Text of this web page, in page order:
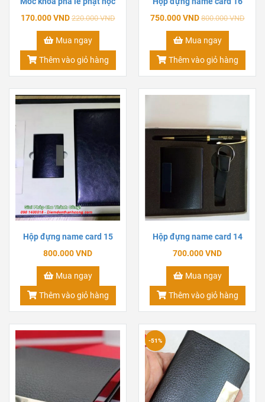
170.000 VND 220.000 VND
Mua ngay
Thêm vào giỏ hàng
750.000 VND 800.000 VND
Mua ngay
Thêm vào giỏ hàng
Hộp đựng name card 15
800.000 VND
Mua ngay
Thêm vào giỏ hàng
Hộp đựng name card 14
700.000 VND
Mua ngay
Thêm vào giỏ hàng
-51%